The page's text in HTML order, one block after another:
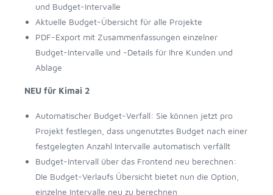
und Budget-Intervalle
Aktuelle Budget-Übersicht für alle Projekte
PDF-Export mit Zusammenfassungen einzelner
Budget-Intervalle und -Details für Ihre Kunden und
Ablage
NEU für Kimai 2
Automatischer Budget-Verfall: Sie können jetzt pro
Projekt festlegen, dass ungenutztes Budget nach einer
festgelegten Anzahl Intervalle automatisch verfällt
Budget-Intervall über das Frontend neu berechnen:
DIe Budget-Verlaufs Übersicht bietet nun die Option,
einzelne Intervalle neu zu berechnen